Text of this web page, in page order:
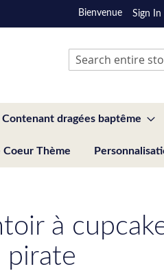
Bienvenue Sign In
Search
Contenant dragées baptême
Coeur Thème
à
pirate